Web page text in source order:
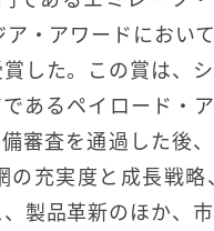
・アワードにおい
した。この賞は、
あるペイロード・
審査を通過した後
の充実度と成長戦略
製品革新のほか、